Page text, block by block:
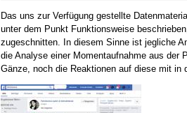
Das uns zur Verfügung gestellte
unter dem Punkt Funktionsweise
zugeschnitten. In diesem Sinne ist jegliche
die Analyse einer Momentaufnahme aus der
Gänze, noch die Reaktionen auf diese mit in